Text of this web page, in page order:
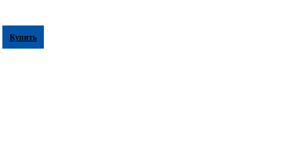
Купить